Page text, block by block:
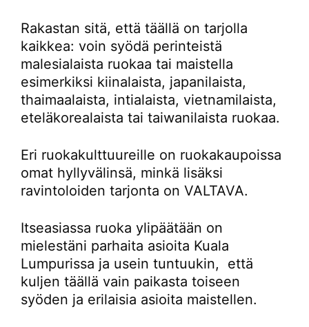
Rakastan sitä, että täällä on tarjolla
kaikkea: voin syödä perinteistä
malesialaista ruokaa tai maistella
esimerkiksi kiinalaista, japanilaista,
thaimaalaista, intialaista, vietnamilaista,
eteläkorealaista tai taiwanilaista ruokaa.
Eri ruokakulttuureille on ruokakaupoissa
omat hyllyvälinsä, minkä lisäksi
ravintoloiden tarjonta on VALTAVA.
Itseasiassa ruoka ylipäätään on
mielestäni parhaita asioita Kuala
Lumpurissa ja usein tuntuukin, että
kuljen täällä vain paikasta toiseen
syöden ja erilaisia asioita maistellen.